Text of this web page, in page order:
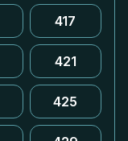
417
421
425